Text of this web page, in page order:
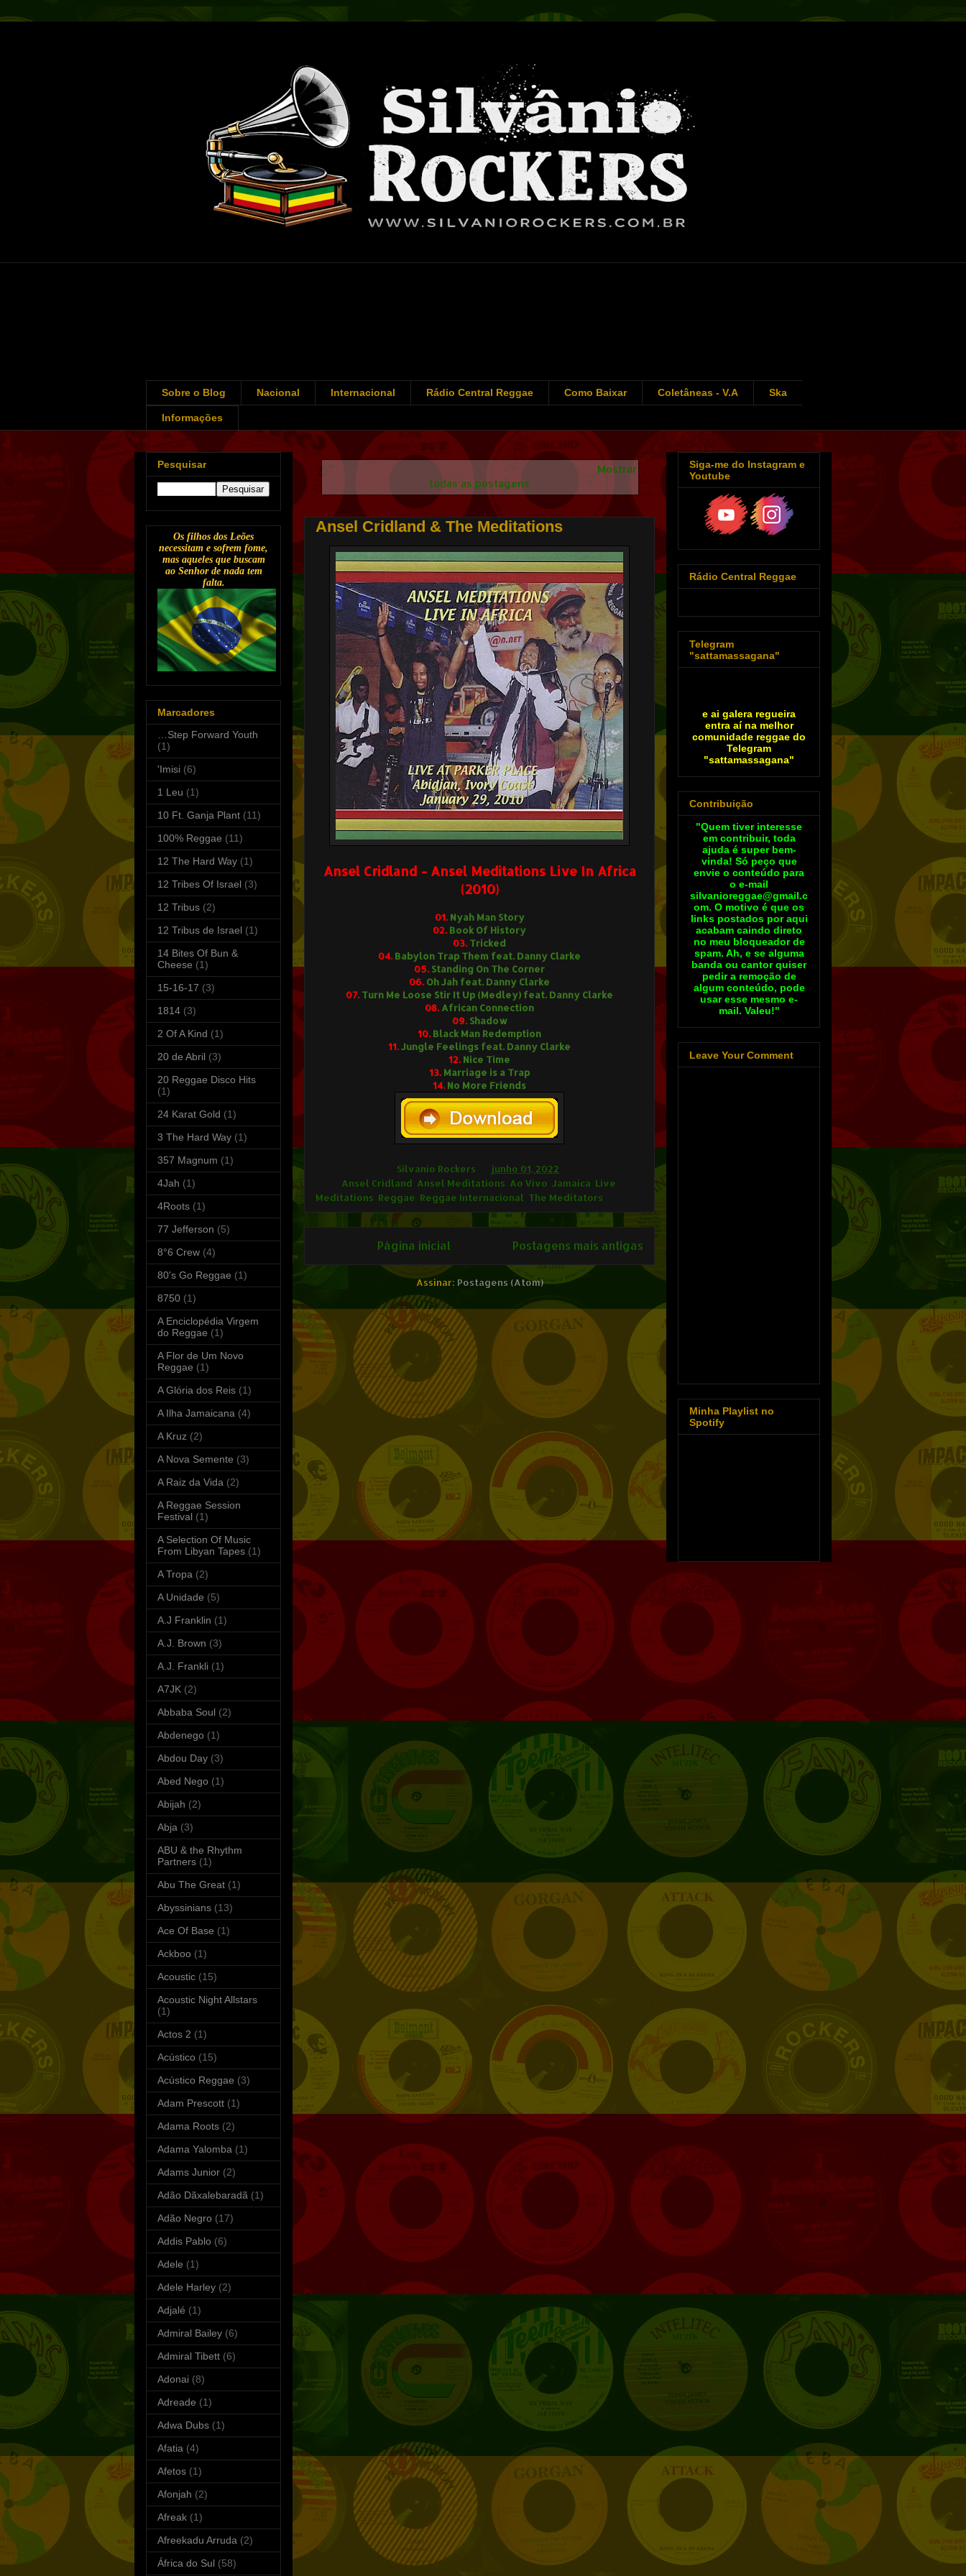
Sobre o Blog Nacional Internacional Rádio Central Reggae Como Baixar Coletâneas - V.A Ska
Informações
Mostrando postagens com marcador
Mostrar
todas as postagens
Ansel Cridland & The Meditations
Ansel Cridland - Ansel Meditations Live In Africa
(2010)
01. Nyah Man Story
02. Book Of History
03. Tricked
04. Babylon Trap Them feat. Danny Clarke
05. Standing On The Corner
06. Oh Jah feat. Danny Clarke
07. Turn Me Loose Stir It Up (Medley) feat. Danny Clarke
08. African Connection
09. Shadow
10. Black Man Redemption
11.Jungle Feelings feat. Danny Clarke
12. Nice Time
13. Marriage is a Trap
14. No More Friends
Silvanio Rockers
junho 01, 2022
Ansel Cridland Ansel Meditations Ao Vivo Jamaica Live
Meditations Reggae Reggae Internacional The Meditators
Postagens mais antigas
Página inicial
Assinar: Postagens (Atom)
Pesquisar
Os filhos dos Leões
necessitam e sofrem fome,
mas aqueles que buscam
ao Senhor de nada tem
falta.
Marcadores
…Step Forward Youth
(1)
'Imisi (6)
1 Leu (1)
10 Ft. Ganja Plant (11)
100% Reggae (11)
12 The Hard Way (1)
12 Tribes Of Israel (3)
12 Tribus (2)
12 Tribus de Israel (1)
14 Bites Of Bun &
Cheese (1)
15-16-17 (3)
1814 (3)
2 Of A Kind (1)
20 de Abril (3)
20 Reggae Disco Hits
(1)
24 Karat Gold (1)
3 The Hard Way (1)
357 Magnum (1)
4Jah (1)
4Roots (1)
77 Jefferson (5)
8°6 Crew (4)
80's Go Reggae (1)
8750 (1)
A Enciclopédia Virgem
do Reggae (1)
A Flor de Um Novo
Reggae (1)
A Glória dos Reis (1)
A Ilha Jamaicana (4)
A Kruz (2)
A Nova Semente (3)
A Raiz da Vida (2)
A Reggae Session
Festival (1)
A Selection Of Music
From Libyan Tapes (1)
A Tropa (2)
A Unidade (5)
A.J Franklin (1)
A.J. Brown (3)
A.J. Frankli (1)
A7JK (2)
Abbaba Soul (2)
Abdenego (1)
Abdou Day (3)
Abed Nego (1)
Abijah (2)
Abja (3)
ABU & the Rhythm
Partners (1)
Abu The Great (1)
Abyssinians (13)
Ace Of Base (1)
Ackboo (1)
Acoustic (15)
Acoustic Night Allstars
(1)
Actos 2 (1)
Acústico (15)
Acústico Reggae (3)
Adam Prescott (1)
Adama Roots (2)
Adama Yalomba (1)
Adams Junior (2)
Adão Dãxalebaradã (1)
Adão Negro (17)
Addis Pablo (6)
Adele (1)
Adele Harley (2)
Adjalé (1)
Admiral Bailey (6)
Admiral Tibett (6)
Adonai (8)
Adreade (1)
Adwa Dubs (1)
Afatia (4)
Afetos (1)
Afonjah (2)
Afreak (1)
Afreekadu Arruda (2)
África do Sul (58)
Siga-me do Instagram e
Youtube
Rádio Central Reggae
Telegram
"sattamassagana"
e ai galera regueira
entra aí na melhor
comunidade reggae do
Telegram
"sattamassagana"
Contribuição
"Quem tiver interesse
em contribuir, toda
ajuda é super bem-
vinda! Só peço que
envie o conteúdo para
o e-mail
silvanioreggae@gmail.c
om. O motivo é que os
links postados por aqui
acabam caindo direto
no meu bloqueador de
spam. Ah, e se alguma
banda ou cantor quiser
pedir a remoção de
algum conteúdo, pode
usar esse mesmo e-
mail. Valeu!"
Leave Your Comment
Minha Playlist no
Spotify